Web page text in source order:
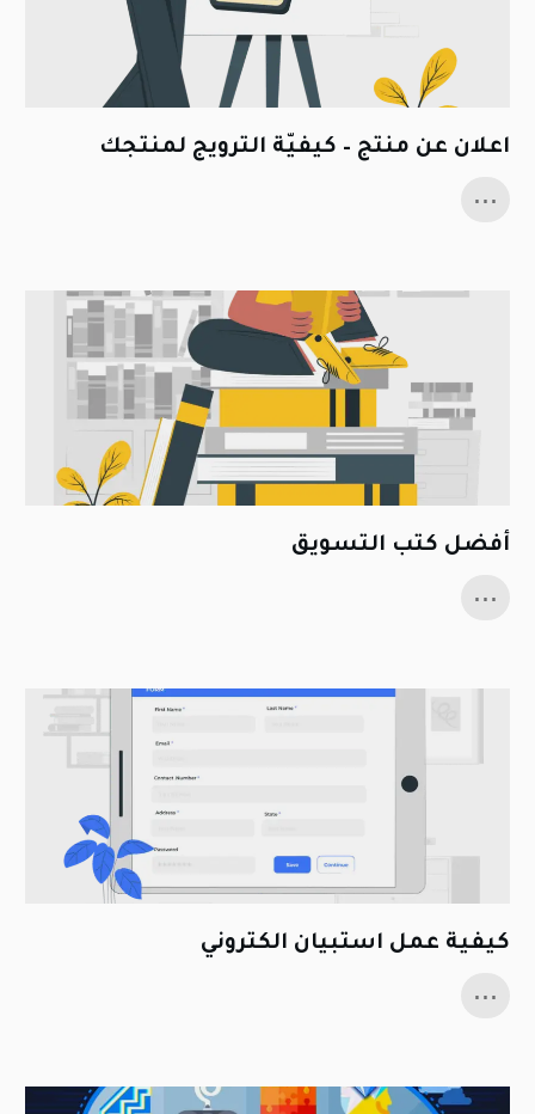
اعلان عن منتج – كيفيّة الترويج لمنتجك
...
أفضل كتب التسويق
...
كيفية عمل استبيان الكتروني
...